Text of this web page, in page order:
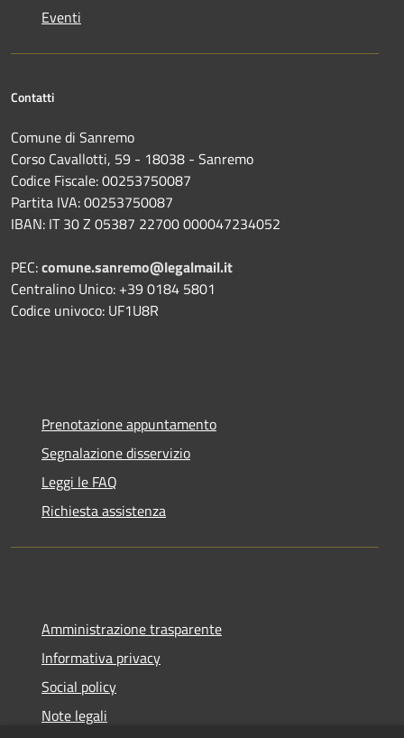
Eventi
Contatti
Comune di Sanremo
Corso Cavallotti, 59 - 18038 - Sanremo
Codice Fiscale: 00253750087
Partita IVA: 00253750087
IBAN: IT 30 Z 05387 22700 000047234052
PEC:comune.sanremo@legalmail.it
Centralino Unico: +39 0184 5801
Codice univoco: UF1U8R
Prenotazione appuntamento
Segnalazione disservizio
Leggi le FAQ
Richiesta assistenza
Amministrazione trasparente
Informativa privacy
Social policy
Note legali